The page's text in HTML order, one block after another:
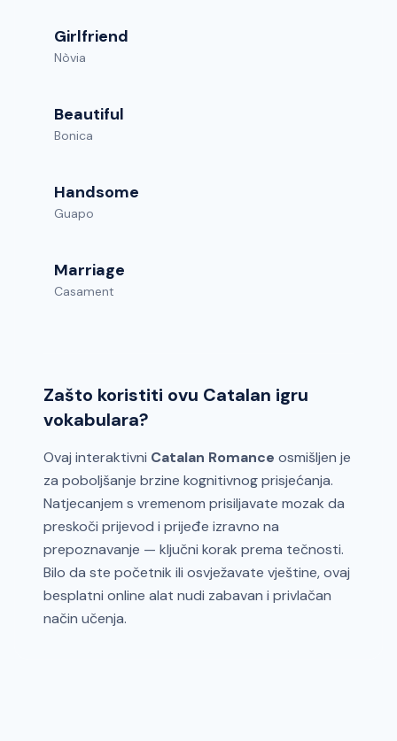
Girlfriend
Nòvia
Beautiful
Bonica
Handsome
Guapo
Marriage
Casament
Zašto koristiti ovu Catalan igru
vokabulara?
Ovaj interaktivni Catalan Romance osmišljen je
za poboljšanje brzine kognitivnog prisjećanja.
Natjecanjem s vremenom prisiljavate mozak da
preskoči prijevod i prijeđe izravno na
prepoznavanje — ključni korak prema tečnosti.
Bilo da ste početnik ili osvježavate vještine, ovaj
besplatni online alat nudi zabavan i privlačan
način učenja.